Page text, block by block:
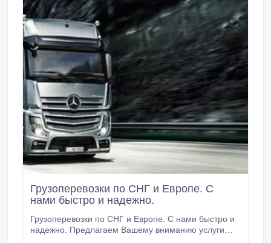
Грузоперевозки по СНГ и Европе. С
нами быстро и надежно.
Грузоперевозки по СНГ и Европе. С нами быстро и
надежно. Предлагаем Вашему вниманию услуги